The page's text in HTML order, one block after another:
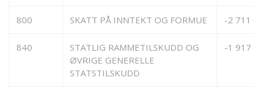
800 SKATT PÅ INNTEKT OG FORMUE -2 711
840
STATLIG RAMMETILSKUDD OG
ØVRIGE GENERELLE
STATSTILSKUDD
-1 917